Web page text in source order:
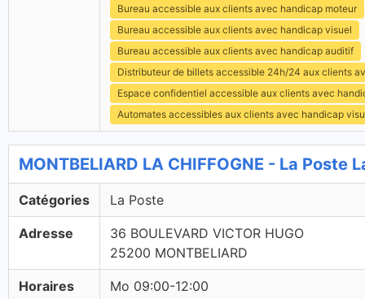
Bureau accessible aux clients avec handicap moteur
Bureau accessible aux clients avec handicap visuel
Bureau accessible aux clients avec handicap auditif
Distributeur de billets accessible 24h/24 aux clients
Espace confidentiel accessible aux clients avec
Automates accessibles aux clients avec handicap
MONTBELIARD LA CHIFFOGNE - La Poste
Catégories La Poste
Adresse
36 BOULEVARD VICTOR HUGO
25200 MONTBELIARD
Horaires
Mo 09:00-12:00